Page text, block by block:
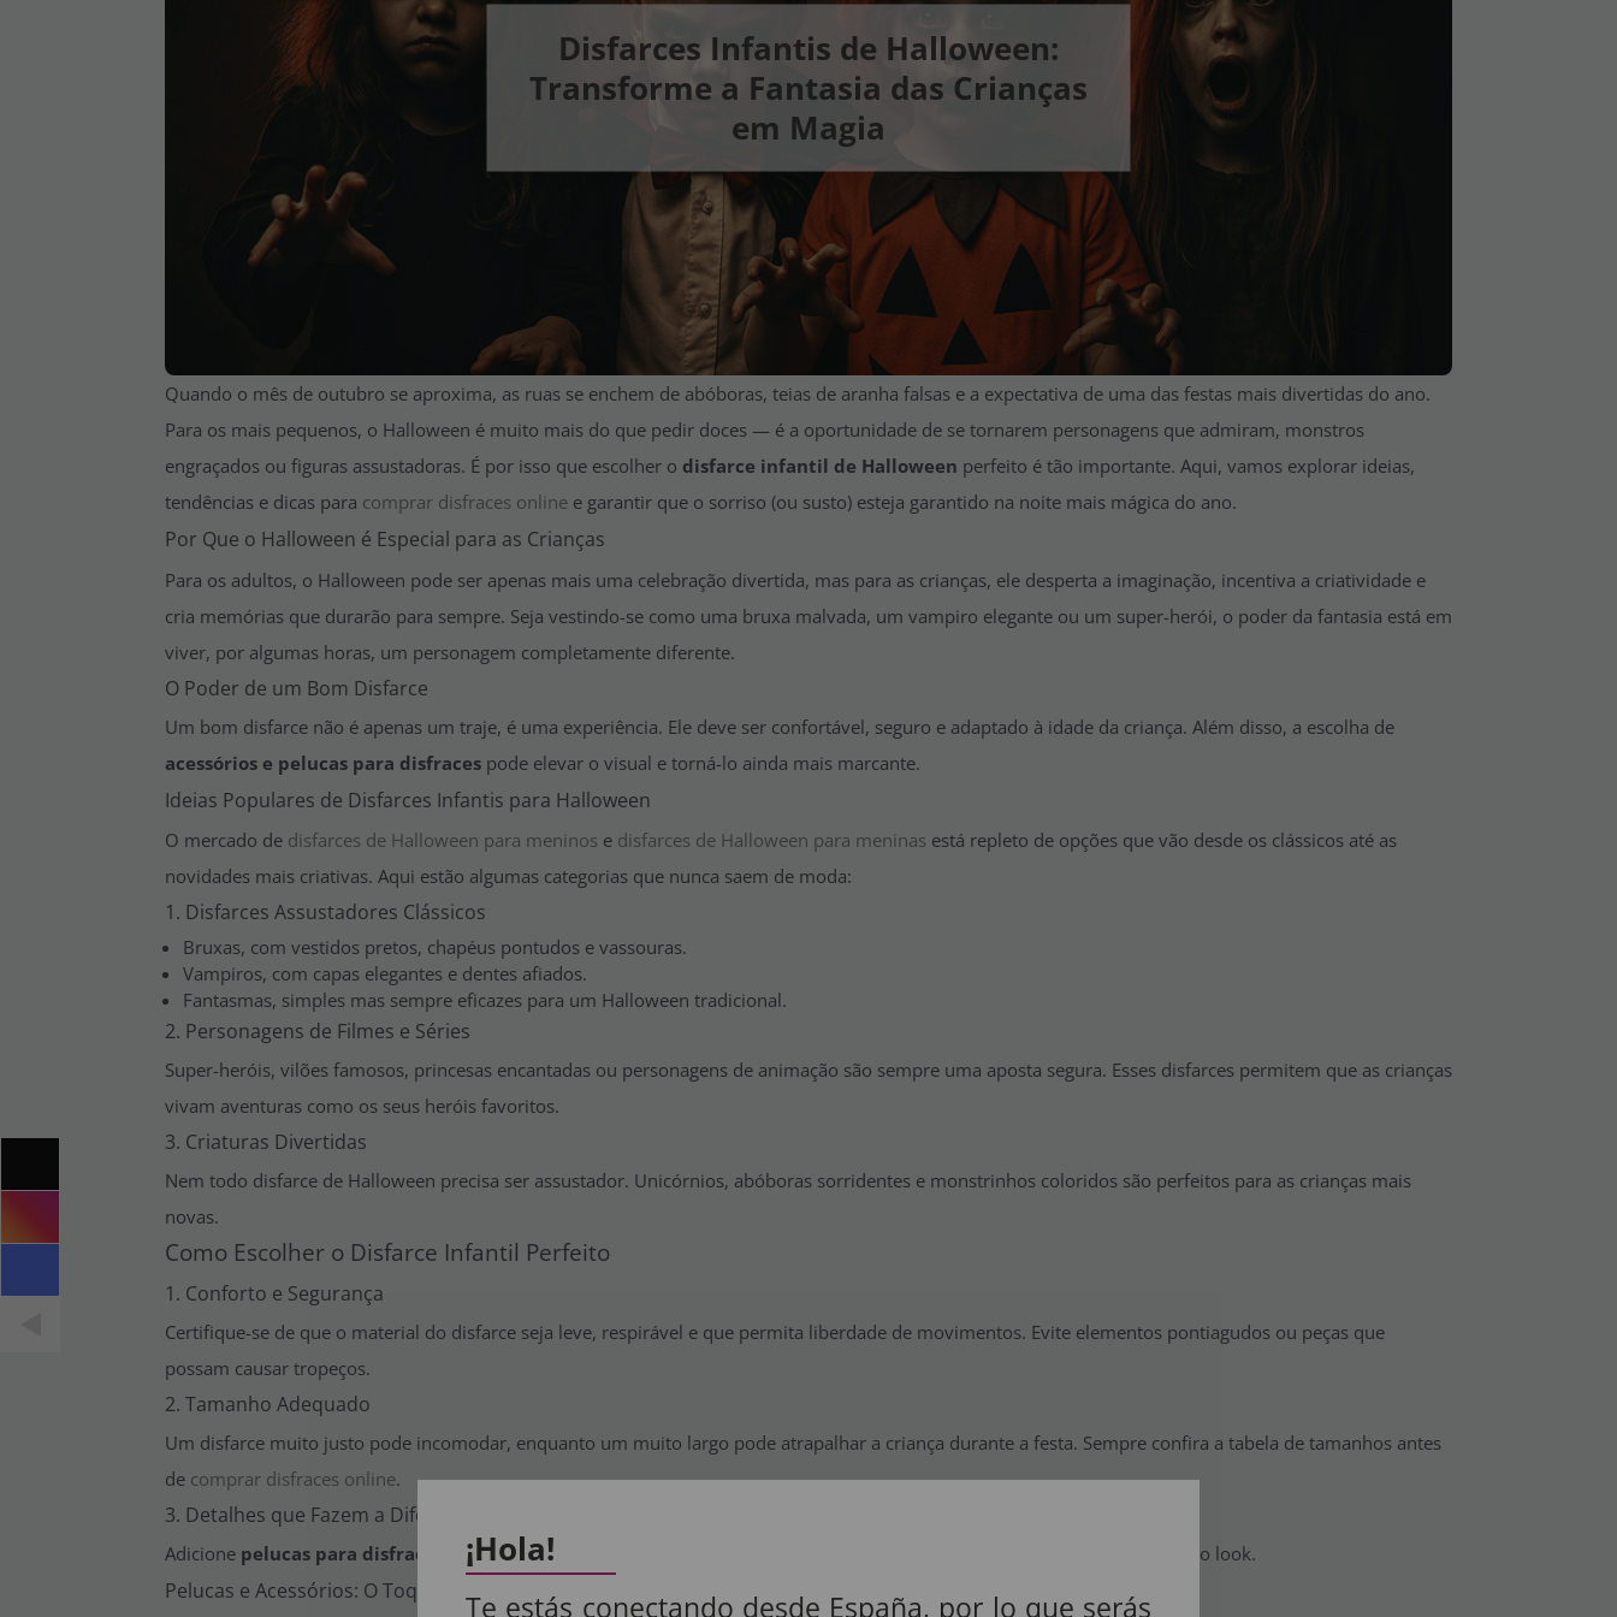
Disfarces Infantis de Halloween:
Transforme a Fantasia das Crianças
em Magia
Quando o mês de outubro se aproxima, as ruas se enchem de abóboras, teias de aranha falsas e a expectativa de uma das festas mais divertidas do ano.
Para os mais pequenos, o Halloween é muito mais do que pedir doces — é a oportunidade de se tornarem personagens que admiram, monstros
engraçados ou figuras assustadoras. É por isso que escolher o disfarce infantil de Halloween perfeito é tão importante. Aqui, vamos explorar ideias,
tendências e dicas para comprar disfraces online e garantir que o sorriso (ou susto) esteja garantido na noite mais mágica do ano.
Por Que o Halloween é Especial para as Crianças
Para os adultos, o Halloween pode ser apenas mais uma celebração divertida, mas para as crianças, ele desperta a imaginação, incentiva a criatividade e
cria memórias que durarão para sempre. Seja vestindo-se como uma bruxa malvada, um vampiro elegante ou um super-herói, o poder da fantasia está em
viver, por algumas horas, um personagem completamente diferente.
O Poder de um Bom Disfarce
Um bom disfarce não é apenas um traje, é uma experiência. Ele deve ser confortável, seguro e adaptado à idade da criança. Além disso, a escolha de
acessórios e pelucas para disfraces pode elevar o visual e torná-lo ainda mais marcante.
Ideias Populares de Disfarces Infantis para Halloween
O mercado de disfarces de Halloween para meninos e disfarces de Halloween para meninas está repleto de opções que vão desde os clássicos até as
novidades mais criativas. Aqui estão algumas categorias que nunca saem de moda:
1. Disfarces Assustadores Clássicos
Bruxas, com vestidos pretos, chapéus pontudos e vassouras.
Vampiros, com capas elegantes e dentes afiados.
Fantasmas, simples mas sempre eficazes para um Halloween tradicional.
2. Personagens de Filmes e Séries
Super-heróis, vilões famosos, princesas encantadas ou personagens de animação são sempre uma aposta segura. Esses disfarces permitem que as crianças
vivam aventuras como os seus heróis favoritos.
3. Criaturas Divertidas
Nem todo disfarce de Halloween precisa ser assustador. Unicórnios, abóboras sorridentes e monstrinhos coloridos são perfeitos para as crianças mais
novas.
Como Escolher o Disfarce Infantil Perfeito
1. Conforto e Segurança
Certifique-se de que o material do disfarce seja leve, respirável e que permita liberdade de movimentos. Evite elementos pontiagudos ou peças que
possam causar tropeços.
2. Tamanho Adequado
Um disfarce muito justo pode incomodar, enquanto um muito largo pode atrapalhar a criança durante a festa. Sempre confira a tabela de tamanhos antes
de comprar disfraces online.
3. Detalhes que Fazem a Diferença
Adicione pelucas para disfraces , máscaras temáticas, pintura facial e outros acessórios para dar mais realismo e diversão ao look.
Pelucas e Acessórios: O Toque Final
¡Hola!
Te estás conectando desde España, por lo que serás